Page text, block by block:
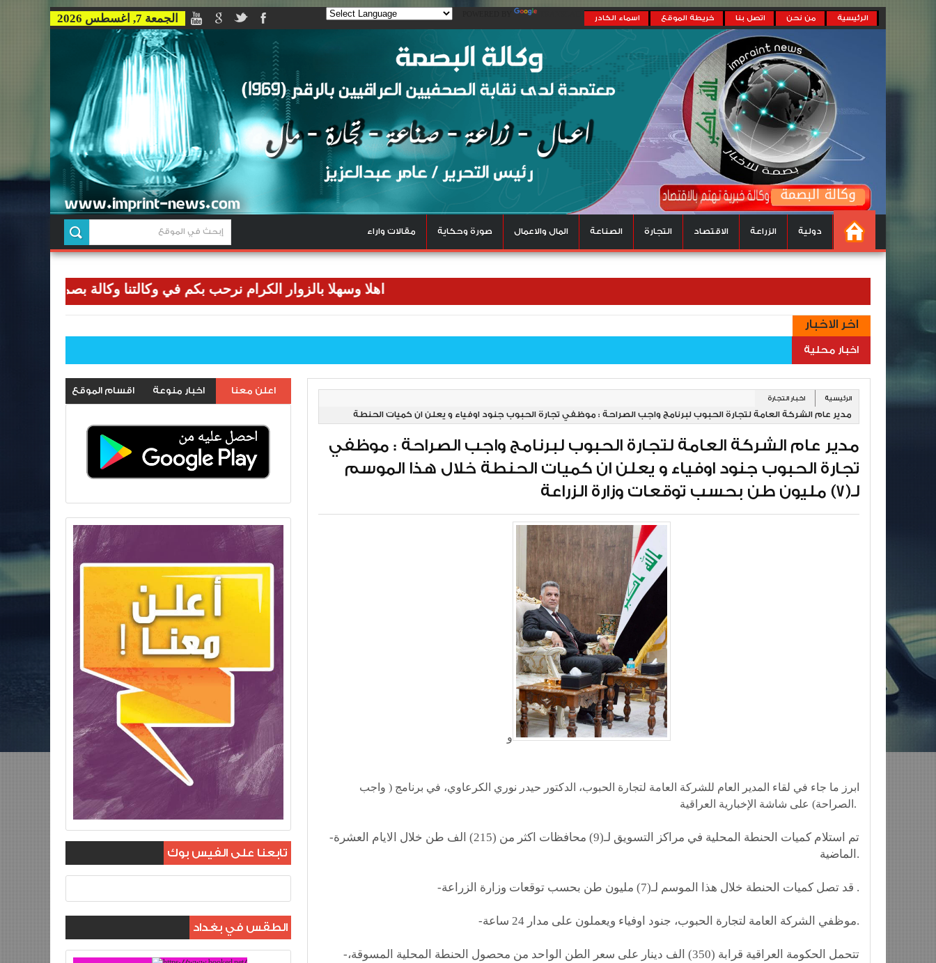
الرئيسية من نحن اتصل بنا خريطة الموقع اسماء الكادر الجمعة 7, اغسطس 2026
دولية الزراعة الاقتصاد التجارة الصناعة المال والاعمال صورة وحكاية مقالات واراء
اهلا وسهلا بالزوار الكرام نرحب بكم في وكالتنا وكالة بصمة للاخبار وان نوصل
اخر الاخبار
اخبار محلية
الرئيسية اخبار التجارة
مدير عام الشركة العامة لتجارة الحبوب لبرنامج واجب الصراحة : موظفي تجارة الحبوب جنود اوفياء و يعلن ان كميات الحنطة
مدير عام الشركة العامة لتجارة الحبوب لبرنامج واجب الصراحة : موظفي
تجارة الحبوب جنود اوفياء و يعلن ان كميات الحنطة خلال هذا الموسم
لـ(7) مليون طن بحسب توقعات وزارة الزراعة
و
ابرز ما جاء في لقاء المدير العام للشركة العامة لتجارة الحبوب، الدكتور حيدر نوري الكرعاوي، في برنامج ( واجب
الصراحة) على شاشة الإخبارية العراقية.
-تم استلام كميات الحنطة المحلية في مراكز التسويق لـ(9) محافظات اكثر من (215) الف طن خلال الايام العشرة
الماضية.
-قد تصل كميات الحنطة خلال هذا الموسم لـ(7) مليون طن بحسب توقعات وزارة الزراعة .
-موظفي الشركة العامة لتجارة الحبوب، جنود اوفياء ويعملون على مدار 24 ساعة.
-تتحمل الحكومة العراقية قرابة (350) الف دينار على سعر الطن الواحد من محصول الحنطة المحلية المسوقة،
اعلن معنا اخبار منوعة اقسام الموقع
تابعنا على الفيس بوك
الطقس في بغداد